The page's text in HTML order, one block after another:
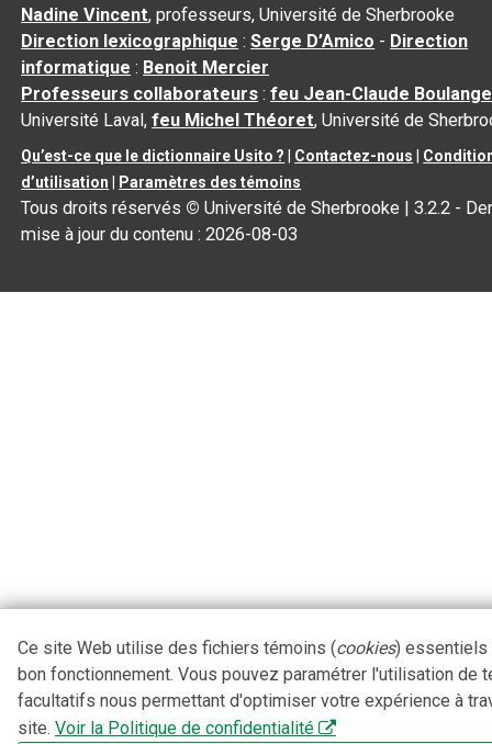
Nadine Vincent, professeurs, Université de Sherbrooke
Direction lexicographique :Serge D’Amico - Direction
informatique : Benoit Mercier
Professeurs collaborateurs :feu Jean-Claude
Université Laval,feu Michel Théoret, Université de
Qu’est-ce que le dictionnaire Usito ? Contactez-nous
d’utilisation
Paramètres des témoins
Tous droits réservés © Université de Sherbrooke |3.2.2 -
mise à jour du contenu :2026-08-03
Ce site Web utilise des fichiers témoins (cookies) essentiels
bon fonctionnement. Vous pouvez paramétrer l'utilisation de
facultatifs nous permettant d'optimiser votre expérience à
site. Voir la Politique de confidentialité